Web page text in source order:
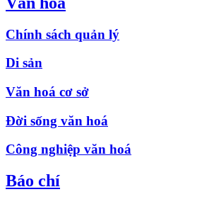
Chính sách quản lý
Di sản
Văn hoá cơ sở
Đời sống văn hoá
Công nghiệp văn hoá
Báo chí